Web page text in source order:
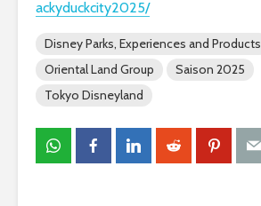
ackyduckcity2025/
Disney Parks, Experiences and Products
Oriental Land Group
Saison 2025
Tokyo Disneyland